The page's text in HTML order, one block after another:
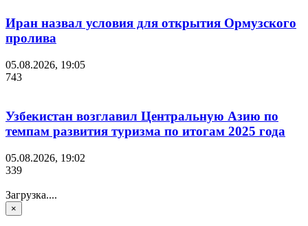
Иран назвал условия для открытия Ормузского
пролива
05.08.2026, 19:05
743
Узбекистан возглавил Центральную Азию по
темпам развития туризма по итогам 2025 года
05.08.2026, 19:02
339
Загрузка....
×